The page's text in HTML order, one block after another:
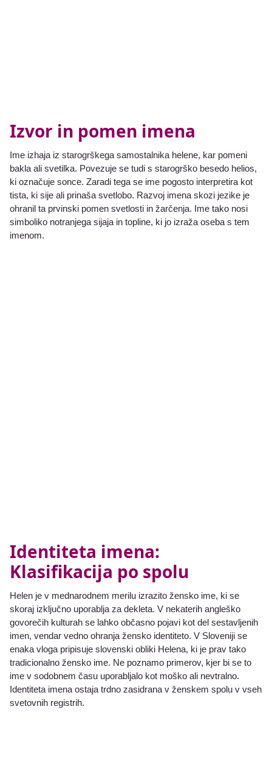
Izvor in pomen imena
Ime izhaja iz starogrškega samostalnika helene, kar pomeni
bakla ali svetilka. Povezuje se tudi s starogrško besedo helios,
ki označuje sonce. Zaradi tega se ime pogosto interpretira kot
tista, ki sije ali prinaša svetlobo. Razvoj imena skozi jezike je
ohranil ta prvinski pomen svetlosti in žarčenja. Ime tako nosi
simboliko notranjega sijaja in topline, ki jo izraža oseba s tem
imenom.
Identiteta imena:
Klasifikacija po spolu
Helen je v mednarodnem merilu izrazito žensko ime, ki se
skoraj izključno uporablja za dekleta. V nekaterih angleško
govorečih kulturah se lahko občasno pojavi kot del sestavljenih
imen, vendar vedno ohranja žensko identiteto. V Sloveniji se
enaka vloga pripisuje slovenski obliki Helena, ki je prav tako
tradicionalno žensko ime. Ne poznamo primerov, kjer bi se to
ime v sodobnem času uporabljalo kot moško ali nevtralno.
Identiteta imena ostaja trdno zasidrana v ženskem spolu v vseh
svetovnih registrih.